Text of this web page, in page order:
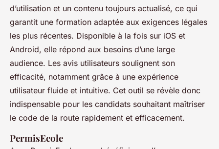
d’utilisation et un contenu toujours actualisé, ce qui
garantit une formation adaptée aux exigences légales
les plus récentes. Disponible à la fois sur iOS et
Android, elle répond aux besoins d’une large
audience. Les avis utilisateurs soulignent son
efficacité, notamment grâce à une expérience
utilisateur fluide et intuitive. Cet outil se révèle donc
indispensable pour les candidats souhaitant maîtriser
le code de la route rapidement et efficacement.
PermisEcole